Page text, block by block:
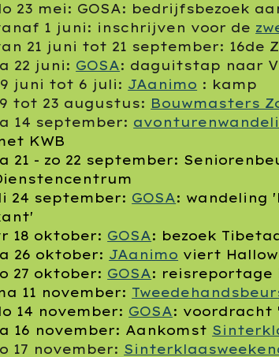
23 mei: GOSA: bedrijfsbezoek
1 juni: inschrijven voor de
21 juni tot 21 september: 16de
22 juni: GOSA: daguitstap naar
juni tot 6 juli: JAanimo : kamp
tot 23 augustus: Bouwmasters
14 september:
KWB
21 - zo 22 september:
24 september: GOSA: wandeling
18 oktober: GOSA: bezoek
26 oktober: JAanimo viert
27 oktober: GOSA: reisreportage
11 november:
14 november: GOSA: voordracht
16 november: Aankomst
17 november: